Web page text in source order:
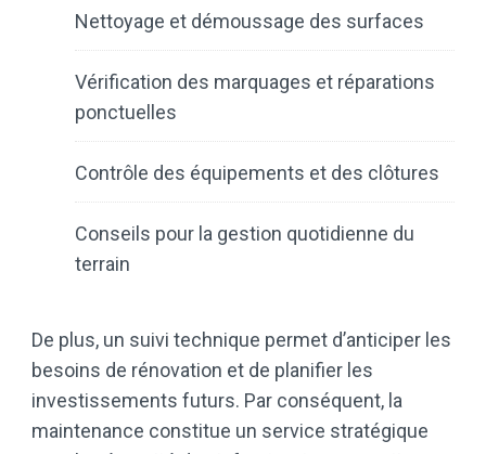
Nettoyage et démoussage des surfaces
Vérification des marquages et réparations
ponctuelles
Contrôle des équipements et des clôtures
Conseils pour la gestion quotidienne du
terrain
De plus, un suivi technique permet d’anticiper les
besoins de rénovation et de planifier les
investissements futurs. Par conséquent, la
maintenance constitue un service stratégique